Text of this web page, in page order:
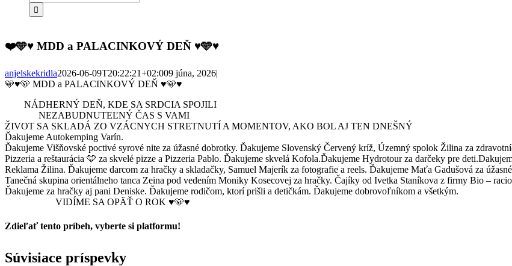
❤️🩵♥️ MDD a PALACINKOVÝ DEŇ ♥️🩵♥️
anjelskekridla2026-06-09T20:22:21+02:009 júna, 2026|
🩵♥️🩵 MDD a PALACINKOVÝ DEŇ ♥️🩵♥️
NÁDHERNÝ DEŇ, KDE SA SRDCIA SPOJILI
NEZABUDNUTEĽNÝ ČAS S VAMI
ŽIVOT SA SKLADÁ ZO VZÁCNYCH STRETNUTÍ A MOMENTOV, AKO BOL AJ TEN DNEŠNÝ
Ďakujeme Autokemping Varín.
Ďakujeme Višňovské poctivé syrové nite za úžasné dobrotky. Ďakujeme Slovenský Červený kríž, Územný spolok Žilina za
Pizzeria a reštaurácia 🩵 za skvelé pizze a Pizzeria Pablo. Ďakujeme skvelá Kofola.Ďakujeme Hydrotour za darčeky pre
Reklama Žilina. Ďakujeme darcom za hračky a skladačky, Samuel Majerík za fotografie a reels. Ďakujeme Maťa Gadušová za
Tanečná skupina orientálneho tanca Zeina pod vedením Moniky Kosecovej za hračky. Čajíky od Ivetka Staníkova z firmy Bio –
Ďakujeme za hračky aj pani Deniske. Ďakujeme rodičom, ktorí prišli a detičkám. Ďakujeme dobrovoľníkom a všetkým.
VIDÍME SA OPÄŤ O ROK ♥️🩵♥️
Zdieľať tento príbeh, vyberte si platformu!
Súvisiace príspevky